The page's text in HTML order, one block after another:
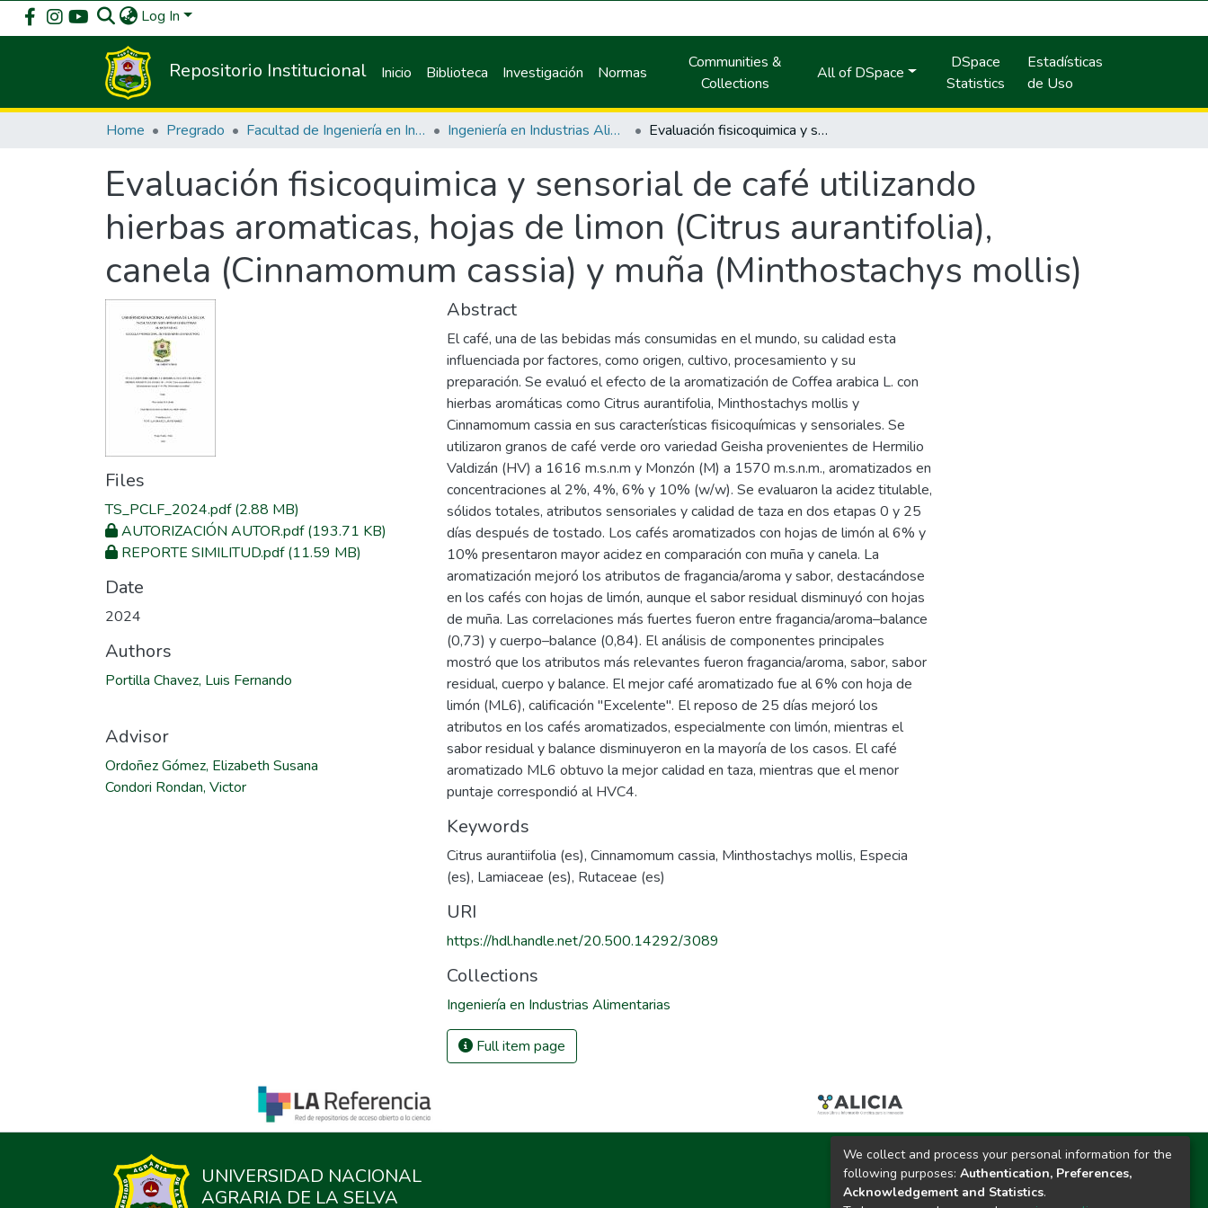
Log In
Repositorio Institucional Inicio Biblioteca Investigación Normas
Communities &
Collections
All of DSpace
DSpace
Statistics
Estadísticas
de Uso
Home Pregrado Facultad de Ingeniería en Industrias Alimentarias Ingeniería en Industrias Alimentarias Evaluación fisicoquimica y sensorial de café utilizando hierbas aromaticas, hojas de limon (Citrus aurantifolia), canela (Cinnamomum cassia) y muña (Minthostachys mollis)
Evaluación fisicoquimica y sensorial de café utilizando
hierbas aromaticas, hojas de limon (Citrus aurantifolia),
canela (Cinnamomum cassia) y muña (Minthostachys mollis)
Files
TS_PCLF_2024.pdf(2.88 MB)
AUTORIZACIÓN AUTOR.pdf(193.71 KB)
REPORTE SIMILITUD.pdf(11.59 MB)
Date
2024
Authors
Portilla Chavez, Luis Fernando
Advisor
Ordoñez Gómez, Elizabeth Susana
Condori Rondan, Victor
Abstract
El café, una de las bebidas más consumidas en el mundo, su calidad esta
influenciada por factores, como origen, cultivo, procesamiento y su
preparación. Se evaluó el efecto de la aromatización de Coffea arabica L. con
hierbas aromáticas como Citrus aurantifolia, Minthostachys mollis y
Cinnamomum cassia en sus características fisicoquímicas y sensoriales. Se
utilizaron granos de café verde oro variedad Geisha provenientes de Hermilio
Valdizán (HV) a 1616 m.s.n.m y Monzón (M) a 1570 m.s.n.m., aromatizados en
concentraciones al 2%, 4%, 6% y 10% (w/w). Se evaluaron la acidez titulable,
sólidos totales, atributos sensoriales y calidad de taza en dos etapas 0 y 25
días después de tostado. Los cafés aromatizados con hojas de limón al 6% y
10% presentaron mayor acidez en comparación con muña y canela. La
aromatización mejoró los atributos de fragancia/aroma y sabor, destacándose
en los cafés con hojas de limón, aunque el sabor residual disminuyó con hojas
de muña. Las correlaciones más fuertes fueron entre fragancia/aroma–balance
(0,73) y cuerpo–balance (0,84). El análisis de componentes principales
mostró que los atributos más relevantes fueron fragancia/aroma, sabor, sabor
residual, cuerpo y balance. El mejor café aromatizado fue al 6% con hoja de
limón (ML6), calificación "Excelente". El reposo de 25 días mejoró los
atributos en los cafés aromatizados, especialmente con limón, mientras el
sabor residual y balance disminuyeron en la mayoría de los casos. El café
aromatizado ML6 obtuvo la mejor calidad en taza, mientras que el menor
puntaje correspondió al HVC4.
Keywords
Citrus aurantiifolia (es), Cinnamomum cassia, Minthostachys mollis, Especia
(es), Lamiaceae (es), Rutaceae (es)
URI
https://hdl.handle.net/20.500.14292/3089
Collections
Ingeniería en Industrias Alimentarias
Full item page
UNIVERSIDAD NACIONAL
AGRARIA DE LA SELVA
Ciudad Universitaria
Carretera Central km. 1.21 Tingo María, Huánuco
Datos del contacto
We collect and process your personal information for the
following purposes: Authentication, Preferences,
Acknowledgement and Statistics.